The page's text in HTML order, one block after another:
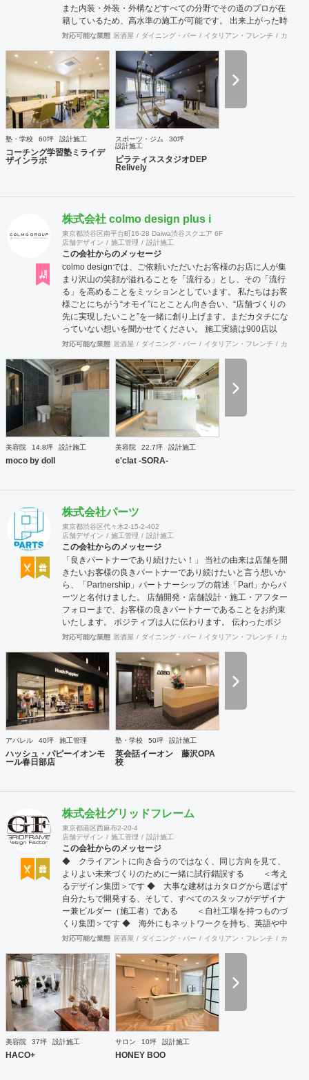
また内装・外装・外構などすべての分野でその道のプロが在
籍しているため、高水準の施工が可能です。 出来上がった時
に綺麗なのは当たり前！腕の良さは年数が経てば経つほど実
コミニケーション力に優れています。 お客様が安心してオー
プンできるようきめ細やかな対応を心がけています。
対応可能な業態 居酒屋 ダイニング・バー イタリアン・フレンチ カフェ
塾・学校 60坪 設計施工
コーチング学習塾ミライデ
ザインラボ
スポーツ・ジム
30坪
設計施工
ピラティススタジオDEP
Relively
株式会社 colmo design plus i
東京都渋谷区南平台町16-28 Daiwa渋谷スクエア 6F
店舗デザイン
施工管理 設計施工
この会社からのメッセージ
colmo designでは、ご依頼いただいたお客様のお店に人が集
まり沢山の笑顔が溢れることを「流行る」とし、その「流行
る」を高めることをミッションとしています。 私たちは​​お客
様ごとにちがう“オモイ”にとことん向き合い、“店舗づくりの
先に実現したいこと”を一緒に創り上げます。まだカタチにな
っていない想いを聞かせてください。 施工実績は900店以
上。 グループ会社で直営美容室を13店舗を運営をしており
提案をいたします。 ◉サービス ①テナント紹介サポート ②顧
客ターゲット・マーケティング調査 ③資金調達サポート ④
美容業界専門のデザイン提案 ⑤自社施工 ⑥ブランディング
のための販促ツール ⑦お客様により沿ったアフターフォロー
まずはご相談やお話だけでも構いません。 お気軽にお問合せ
くださいませ！
対応可能な業態 居酒屋 ダイニング・バー イタリアン・フレンチ カフェ
美容院 14.8坪 設計施工
moco by doll
美容院 22.7坪 設計施工
e'clat -SORA-
株式会社パーツ
東京都渋谷区代々木2-15-2-402
店舗デザイン
施工管理 設計施工
この会社からのメッセージ
「良きパートナーであり続けたい！」 当社の由来は店舗を開
きたいお客様の良きパートナーであり続けたいと言う想いか
ら、「Partnership」パートナーシップの前述「Part」からパ
ーツと名付けました。 店舗開発・店舗設計・施工・アフター
フォローまで、お客様の良きパートナーであることをお約束
いたします。 ポジティブは人に伝わります。 伝わったポジ
ティブが幸せを呼び込み、呼び込んだ幸せが、さらに大きな
社ならではの実績をご確認下さい。 <a
href="https://www.partsinc.co.jp/">https://www.partsinc.co.jp/</a>
対応可能な業態 居酒屋 ダイニング・バー イタリアン・フレンチ カフェ
アパレル 40坪 施工管理
ハッシュ・パピーイオンモ
ール春日部店
塾・学校 50坪 設計施工
英会話イーオン 藤沢OPA
校
株式会社グリッドフレーム
東京都港区西麻布2-20-4
店舗デザイン
施工管理 設計施工
この会社からのメッセージ
◆ クライアントに向き合うのではなく、同じ方向を見て、
よりよい未来づくりのために一緒に試行錯誤する ＜考え
るデザイン集団＞です ◆ 大事な建材はカタログから選ばず
自分たちで開発する、そして、すべてのスタッフがデザイナ
ー兼ビルダー（施工者）である ＜自社工場を持つものづ
くり集団＞です ◆ 海外にもネットワークを持ち、英語や中
国語に堪能なスタッフたちが、海外から国内への出店をスム
工案件、設計＋造作物の案件、施工案件、造作物制作など、
多様な請負形態が可能です。工場では金属を中心にさまざま
な素材を用いた制作が可能で、例えば通常デザイン性とは無
縁な特定防火設備（鉄扉）などにも高いデザイン性を施すこ
とも可能です。 GRIDFRAME とりかえのきかない空間
https://gridframe.co.jp/ Synes(シネス) 霧のようなやわらか
な空間 http://synes.jp/ SOTOCHIKU 時間の蓄積を取り
込む空間 https://sotochiku.com/
対応可能な業態 居酒屋 ダイニング・バー イタリアン・フレンチ カフェ
美容院 37坪 設計施工
HACO+
サロン 10坪 設計施工
HONEY BOO